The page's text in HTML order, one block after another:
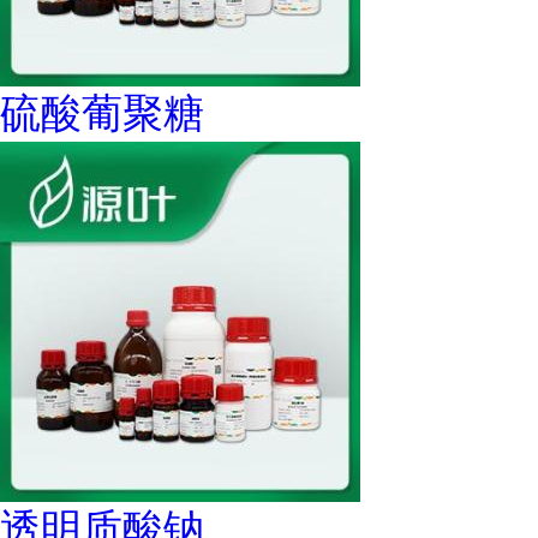
硫酸葡聚糖
透明质酸钠